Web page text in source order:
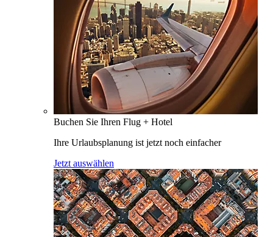
Buchen Sie Ihren Flug + Hotel
Ihre Urlaubsplanung ist jetzt noch einfacher
Jetzt auswählen